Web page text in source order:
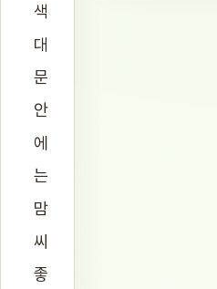
색
대
문
안
에
는
맘
씨
좋